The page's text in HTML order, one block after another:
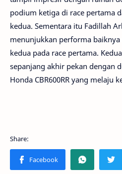
podium ketiga di race pertama
kedua. Sementara itu Fadillah
menunjukkan performa
kedua pada race pertama.
sepanjang akhir pekan dengan
Honda CBR600RR yang melaju